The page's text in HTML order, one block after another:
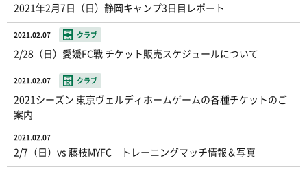
2021年2月7日（日）静岡キャンプ3日目レポート
2021.02.07 クラブ
2/28（日）愛媛FC戦 チケット販売スケジュールについて
2021.02.07 クラブ
2021シーズン 東京ヴェルディホームゲームの各種チケットのご
案内
2021.02.07
2/7（日）vs 藤枝MYFC トレーニングマッチ情報＆写真